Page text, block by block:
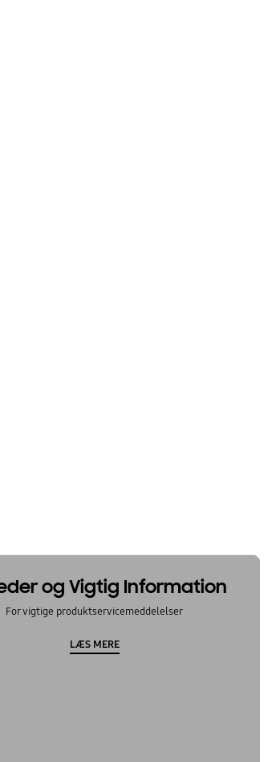
og Vigtig Information
For vigtige produktservicemeddelelser
LÆS MERE